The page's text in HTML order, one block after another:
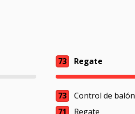
73 Regate
73
Control de balón
71
Regate